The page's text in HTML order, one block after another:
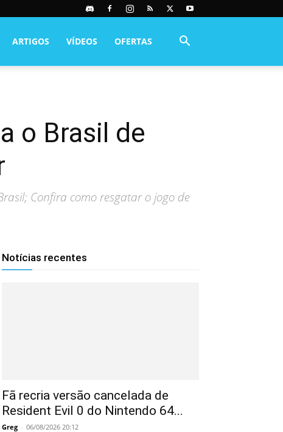
ARTIGOS VÍDEOS OFERTAS
o Brasil de
Confira como resgatar o jogo de
Notícias recentes
Fã recria versão cancelada de
Resident Evil 0 do Nintendo 64...
Greg - 06/08/2026 20:12